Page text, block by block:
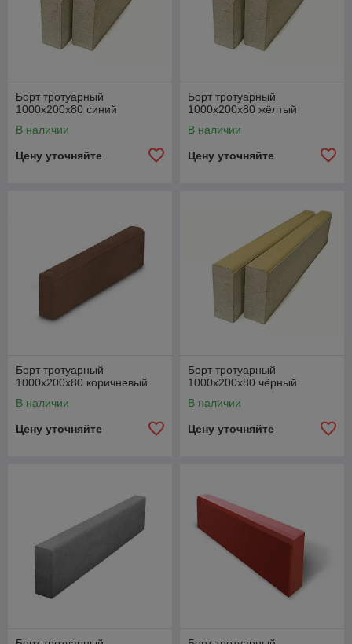
Борт тротуарный
1000х200х80 синий
В наличии
Цену уточняйте
Борт тротуарный
1000х200х80 жёлтый
В наличии
Цену уточняйте
Борт тротуарный
1000х200х80 коричневый
В наличии
Цену уточняйте
Борт тротуарный
1000х200х80 чёрный
В наличии
Цену уточняйте